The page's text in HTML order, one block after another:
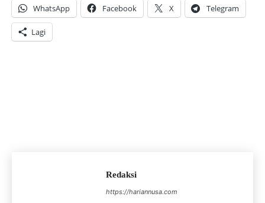
WhatsApp Facebook X Telegram
Lagi
Redaksi
https://hariannusa.com